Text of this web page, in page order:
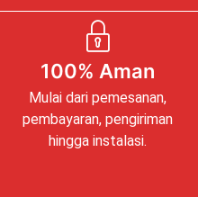
100% Aman
Mulai dari pemesanan,
pembayaran, pengiriman
hingga instalasi.